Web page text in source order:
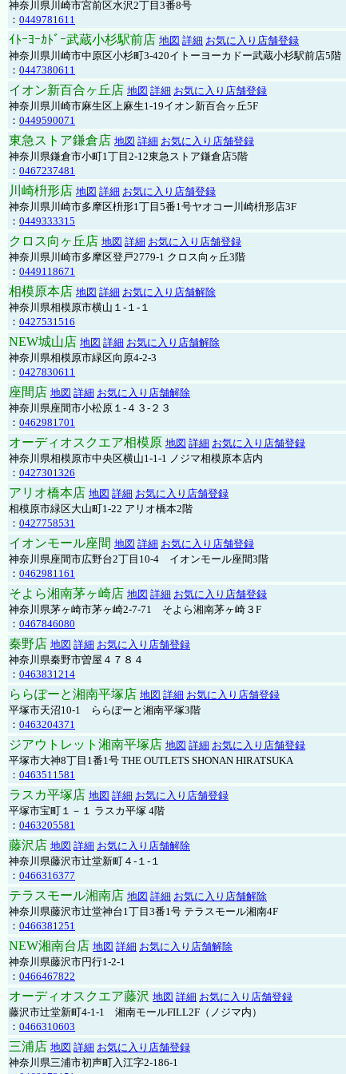
神奈川県川崎市宮前区水沢2丁目3番8号
： 0449781611
ｲﾄｰﾖｰｶﾄﾞｰ武蔵小杉駅前店 地図 詳細 お気に入り店舗登録
神奈川県川崎市中原区小杉町3-420イトーヨーカドー武蔵小杉駅前店5階
： 0447380611
イオン新百合ヶ丘店 地図 詳細 お気に入り店舗登録
神奈川県川崎市麻生区上麻生1-19イオン新百合ヶ丘5F
： 0449590071
東急ストア鎌倉店 地図 詳細 お気に入り店舗登録
神奈川県鎌倉市小町1丁目2-12東急ストア鎌倉店5階
： 0467237481
川崎枡形店 地図 詳細 お気に入り店舗登録
神奈川県川崎市多摩区枡形1丁目5番1号ヤオコー川崎枡形店3F
： 0449333315
クロス向ヶ丘店 地図 詳細 お気に入り店舗登録
神奈川県川崎市多摩区登戸2779-1 クロス向ヶ丘3階
： 0449118671
相模原本店 地図 詳細 お気に入り店舗解除
神奈川県相模原市横山１-１-１
： 0427531516
NEW城山店 地図 詳細 お気に入り店舗解除
神奈川県相模原市緑区向原4-2-3
： 0427830611
座間店 地図 詳細 お気に入り店舗解除
神奈川県座間市小松原１-４３-２３
： 0462981701
オーディオスクエア相模原 地図 詳細 お気に入り店舗登録
神奈川県相模原市中央区横山1-1-1 ノジマ相模原本店内
： 0427301326
アリオ橋本店 地図 詳細 お気に入り店舗登録
相模原市緑区大山町1-22 アリオ橋本2階
： 0427758531
イオンモール座間 地図 詳細 お気に入り店舗登録
神奈川県座間市広野台2丁目10-4 イオンモール座間3階
： 0462981161
そよら湘南茅ヶ崎店 地図 詳細 お気に入り店舗登録
神奈川県茅ヶ崎市茅ヶ崎2‐7‐71 そよら湘南茅ヶ崎３F
： 0467846080
秦野店 地図 詳細 お気に入り店舗登録
神奈川県秦野市曽屋４７８４
： 0463831214
ららぽーと湘南平塚店 地図 詳細 お気に入り店舗登録
平塚市天沼10-1 ららぽーと湘南平塚3階
： 0463204371
ジアウトレット湘南平塚店 地図 詳細 お気に入り店舗登録
平塚市大神8丁目1番1号 THE OUTLETS SHONAN HIRATSUKA
： 0463511581
ラスカ平塚店 地図 詳細 お気に入り店舗登録
平塚市宝町１－１ ラスカ平塚 4階
： 0463205581
藤沢店 地図 詳細 お気に入り店舗解除
神奈川県藤沢市辻堂新町４-１-１
： 0466316377
テラスモール湘南店 地図 詳細 お気に入り店舗解除
神奈川県藤沢市辻堂神台1丁目3番1号 テラスモール湘南4F
： 0466381251
NEW湘南台店 地図 詳細 お気に入り店舗解除
神奈川県藤沢市円行1-2-1
： 0466467822
オーディオスクエア藤沢 地図 詳細 お気に入り店舗登録
藤沢市辻堂新町4-1-1 湘南モールFILL2F（ノジマ内）
： 0466310603
三浦店 地図 詳細 お気に入り店舗登録
神奈川県三浦市初声町入江字2-186-1